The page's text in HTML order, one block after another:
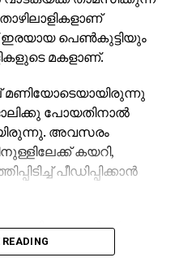
ഇരയായ പെൺകുട്ടിയും
മകളാണ്.
പോയതിനാൽ
അവസരം
കയറി,
പീഡിപ്പിക്കാൻ
തുടർന്ന്
പ്രതികൾ